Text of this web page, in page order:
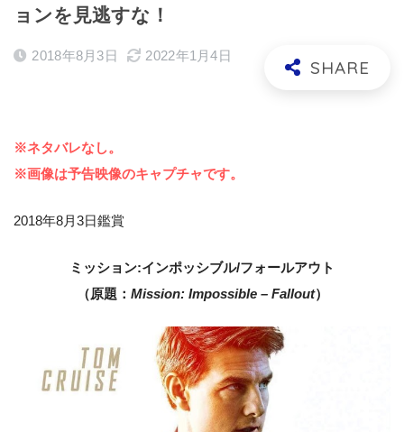
ョンを見逃すな！
2018年8月3日 2022年1月4日
※ネタバレなし。
※画像は予告映像のキャプチャです。
2018年8月3日鑑賞
ミッション:インポッシブル/フォールアウト
（原題： Mission: Impossible – Fallout）